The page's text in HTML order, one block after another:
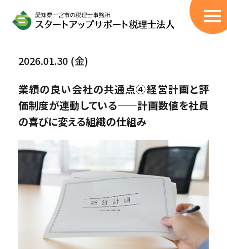
サービス
税理士顧問サービス
創業融資サポート
無申告/過年度の申告書作成
税務調査立会
（405事業・経営改善計画策定支援）
相続税申告代行
BPOサービス
MAS監査
2026.01.30 (金)
業績の良い会社の共通点④経営計画と評
価制度が連動している——計画数値を社員
の喜びに変える組織の仕組み